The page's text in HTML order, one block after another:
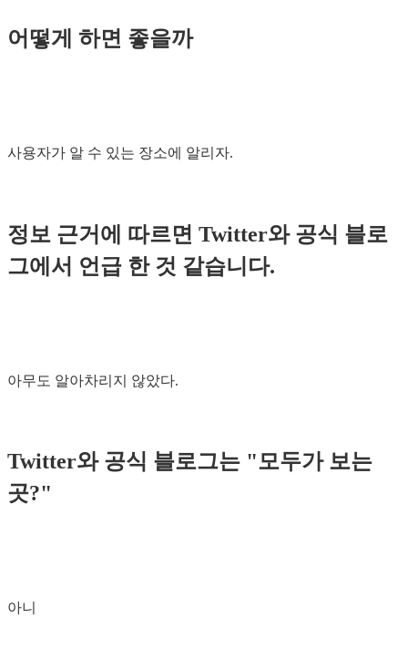
어떻게 하면 좋을까
사용자가 알 수 있는 장소에 알리자.
정보 근거에 따르면 Twitter와 공식 블로
그에서 언급 한 것 같습니다.
아무도 알아차리지 않았다.
Twitter와 공식 블로그는 "모두가 보는
곳?"
아니